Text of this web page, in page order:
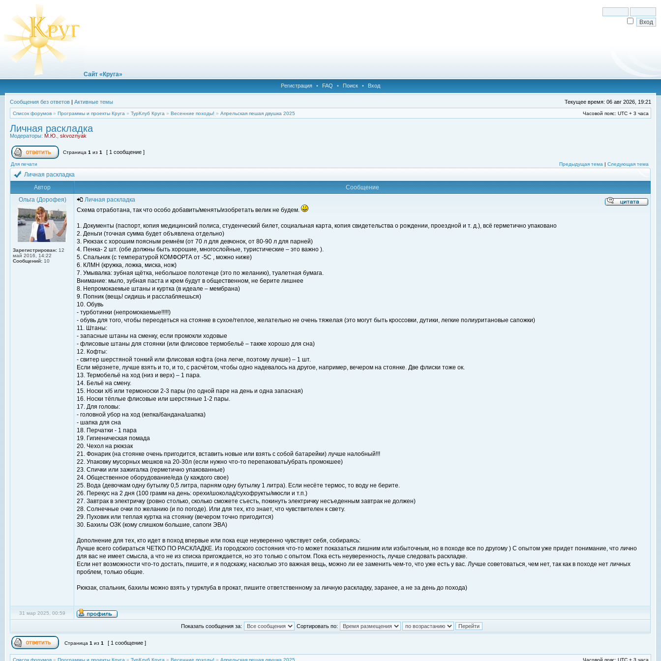
Сайт «Круга»
Регистрация • FAQ • Поиск • Вход
Сообщения без ответов | Активные темы Текущее время: 06 авг 2026, 19:21
Список форумов » Программы и проекты Круга » ТурКлуб Круга » Весенние походы! » Апрельская пешая двушка 2025 Часовой пояс: UTC + 3 часа
Личная раскладка
Модераторы: М.Ю. skvoznyak
Страница 1 из 1 [ 1 сообщение ]
Для печати Предыдущая тема | Следующая тема
Личная раскладка
Автор
Сообщение
Ольга (Дорофея)
Зарегистрирован: 12
май 2016, 14:22
Сообщений: 10
Личная раскладка
Схема отработана, так что особо добавить/менять/изобретать велик не будем.
1. Документы (паспорт, копия медицинский полиса, студенческий билет, социальная карта, копия свидетельства о рождении, проездной и т. д.), всё герметично упаковано
2. Деньги (точная сумма будет объявлена отдельно)
3. Рюкзак с хорошим поясным ремнём (от 70 л для девчонок, от 80-90 л для парней)
4. Пенка- 2 шт. (обе должны быть хорошие, многослойные, туристические – это важно ).
5. Спальник (с температурой КОМФОРТА от -5С , можно ниже)
6. КЛМН (кружка, ложка, миска, нож)
7. Умывалка: зубная щётка, небольшое полотенце (это по желанию), туалетная бумага.
Внимание: мыло, зубная паста и крем будут в общественном, не берите лишнее
8. Непромокаемые штаны и куртка (в идеале – мембрана)
9. Попник (вещь! сидишь и расслабляешься)
10. Обувь
- турботинки (непромокаемые!!!!!)
- обувь для того, чтобы переодеться на стоянке в сухое/теплое, желательно не очень тяжелая (это могут быть кроссовки, дутики, легкие полиуритановые сапожки)
11. Штаны:
- запасные штаны на сменку, если промокли ходовые
- флисовые штаны для стоянки (или флисовое термобельё – также хорошо для сна)
12. Кофты:
- свитер шерстяной тонкий или флисовая кофта (она легче, поэтому лучше) – 1 шт.
Если мёрзнете, лучше взять и то, и то, с расчётом, чтобы одно надевалось на другое, например, вечером на стоянке. Две флиски тоже ок.
13. Термобельё на ход (низ и верх) – 1 пара.
14. Бельё на смену.
15. Носки х/б или термоноски 2-3 пары (по одной паре на день и одна запасная)
16. Носки тёплые флисовые или шерстяные 1-2 пары.
17. Для головы:
- головной убор на ход (кепка/бандана/шапка)
- шапка для сна
18. Перчатки - 1 пара
19. Гигиеническая помада
20. Чехол на рюкзак
21. Фонарик (на стоянке очень пригодится, вставить новые или взять с собой батарейки) лучше налобный!!!
22. Упаковку мусорных мешков на 20-30л (если нужно что-то перепаковать/убрать промокшее)
23. Спички или зажигалка (герметично упакованные)
24. Общественное оборудование/еда (у каждого свое)
25. Вода (девочкам одну бутылку 0,5 литра, парням одну бутылку 1 литра). Если несёте термос, то воду не берите.
26. Перекус на 2 дня (100 грамм на день: орехи/шоколад/сухофрукты/мюсли и т.п.)
27. Завтрак в электричку (ровно столько, сколько сможете съесть, покинуть электричку несъеденным завтрак не должен)
28. Солнечные очки по желанию (и по погоде). Или для тех, кто знает, что чувствителен к свету.
29. Пуховик или теплая куртка на стоянку (вечером точно пригодится)
30. Бахилы ОЗК (кому слишком большие, сапоги ЭВА)
Дополнение для тех, кто идет в поход впервые или пока еще неуверенно чувствует себя, собираясь:
Лучше всего собираться ЧЕТКО ПО РАСКЛАДКЕ. Из городского состояния что-то может показаться лишним или избыточным, но в походе все по другому ) С опытом уже придет понимание, что лично
для вас не имеет смысла, а что не из списка пригождается, но это только с опытом. Пока есть неуверенность, лучше следовать раскладке.
Если нет возможности что-то достать, пишите, и я подскажу, насколько это важная вещь, можно ли ее заменить чем-то, что уже есть у вас. Лучше советоваться, чем нет, так как в походе нет личных
проблем, только общие.
Рюкзак, спальник, бахилы можно взять у турклуба в прокат, пишите ответственному за личную раскладку, заранее, а не за день до похода)
31 мар 2025, 00:59
Показать сообщения за: Сортировать по:
Страница 1 из 1 [ 1 сообщение ]
Список форумов » Программы и проекты Круга » ТурКлуб Круга » Весенние походы! » Апрельская пешая двушка 2025 Часовой пояс: UTC + 3 часа